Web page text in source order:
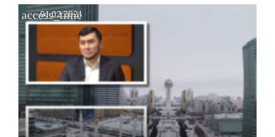
access_time
01.02.2021